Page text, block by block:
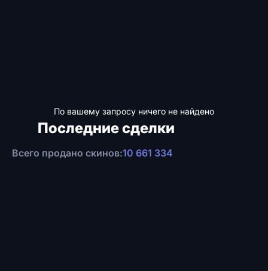
По вашему запросу ничего не найдено
Последние сделки
Всего продано скинов:10 661 334